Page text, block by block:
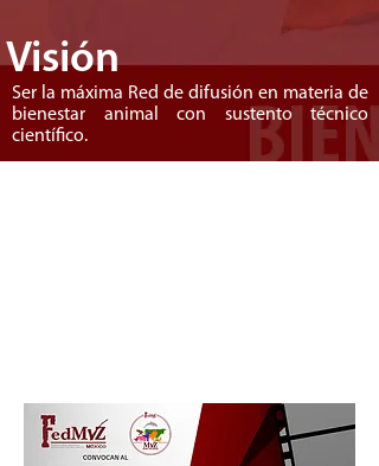
Visión
Ser la máxima Red de difusión en materia de
bienestar animal con sustento técnico
científico.